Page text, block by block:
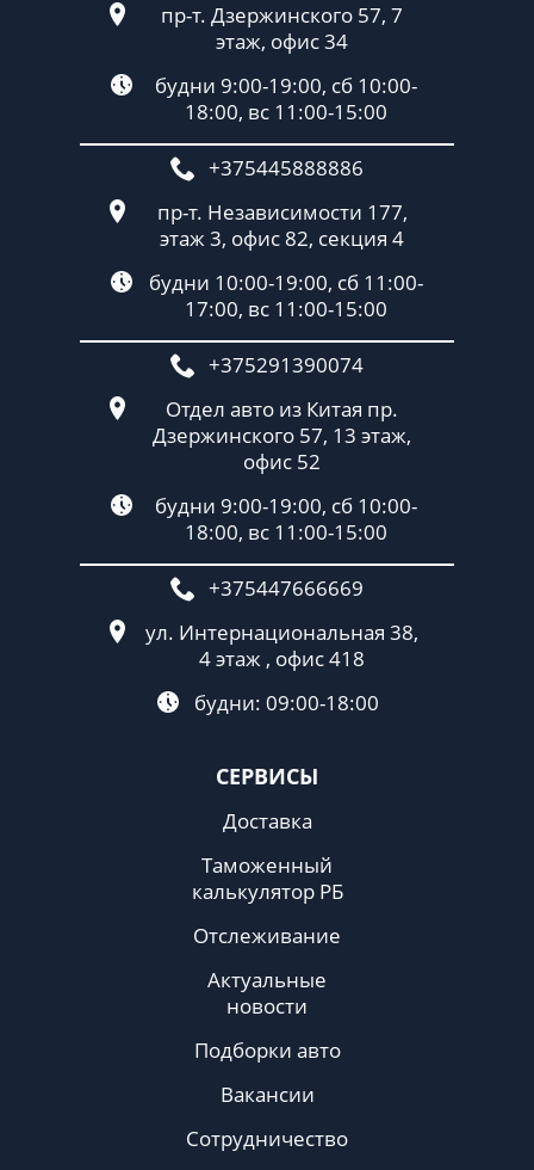
СЕРВИСЫ
Доставка
Таможенный
калькулятор РБ
Отслеживание
Актуальные
новости
Подборки авто
Вакансии
Сотрудничество
пр-т. Дзержинского 57, 7
этаж, офис 34
будни 9:00-19:00, сб 10:00-
18:00, вс 11:00-15:00
+375445888886
пр-т. Независимости 177,
этаж 3, офис 82, секция 4
будни 10:00-19:00, сб 11:00-
17:00, вс 11:00-15:00
+375291390074
Отдел авто из Китая пр.
Дзержинского 57, 13 этаж,
офис 52
будни 9:00-19:00, сб 10:00-
18:00, вс 11:00-15:00
+375447666669
ул. Интернациональная 38,
4 этаж , офис 418
будни: 09:00-18:00